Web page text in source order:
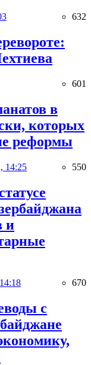
632
601
в
которых
реформы
14:25 550
и
670
с